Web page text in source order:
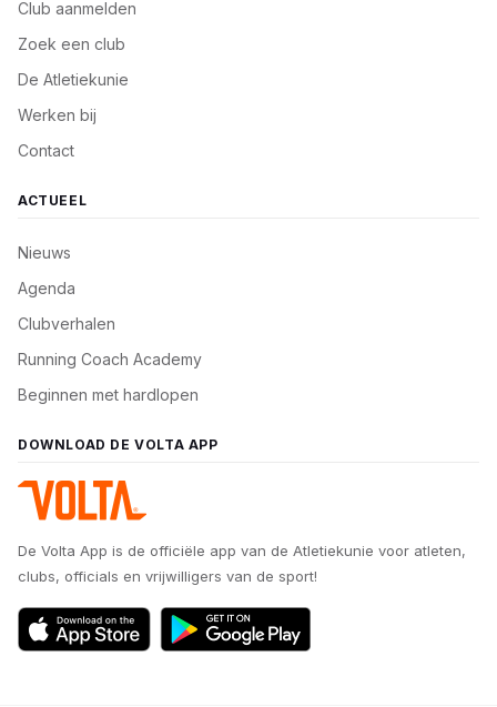
Club aanmelden
Zoek een club
De Atletiekunie
Werken bij
Contact
ACTUEEL
Nieuws
Agenda
Clubverhalen
Running Coach Academy
Beginnen met hardlopen
DOWNLOAD DE VOLTA APP
De Volta App is de officiële app van de Atletiekunie voor atleten,
clubs, officials en vrijwilligers van de sport!